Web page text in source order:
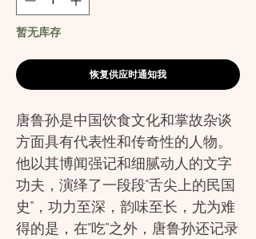
暂无库存
恢复供应时通知我
唐鲁孙是中国饮食文化和掌故杂谈
方面具有代表性和传奇性的人物。
他以其博闻强记和细腻动人的文字
功夫，演绎了一段段“舌尖上的民国
史”，功力至深，韵味至长，尤为难
得的是，在“吃”之外，唐鲁孙还记录